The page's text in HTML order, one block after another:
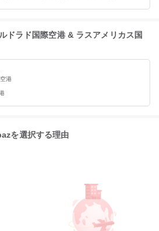
ラド国際空港 & ラスアメリカス国
港
を選択する理由